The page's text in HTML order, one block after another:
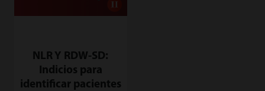
NLR Y RDW-SD:
Indicios para
identificar pacientes